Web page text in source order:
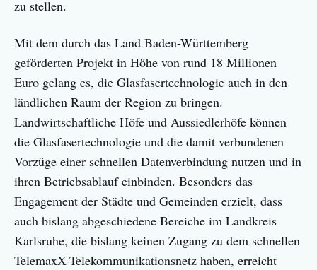
zu stellen.
Mit dem durch das Land Baden-Württemberg
geförderten Projekt in Höhe von rund 18 Millionen
Euro gelang es, die Glasfasertechnologie auch in den
ländlichen Raum der Region zu bringen.
Landwirtschaftliche Höfe und Aussiedlerhöfe können
die Glasfasertechnologie und die damit verbundenen
Vorzüge einer schnellen Datenverbindung nutzen und in
ihren Betriebsablauf einbinden. Besonders das
Engagement der Städte und Gemeinden erzielt, dass
auch bislang abgeschiedene Bereiche im Landkreis
Karlsruhe, die bislang keinen Zugang zu dem schnellen
TelemaxX-Telekommunikationsnetz haben, erreicht